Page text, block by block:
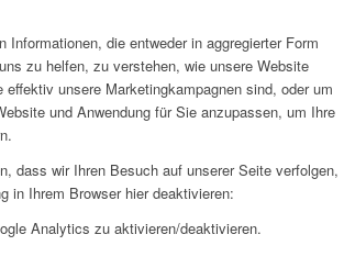
Informationen, die entweder in aggregierter Form
zu helfen, zu verstehen, wie unsere Website
effektiv unsere Marketingkampagnen sind, oder um
und Anwendung für Sie anzupassen, um Ihre
dass wir Ihren Besuch auf unserer Seite verfolgen,
in Ihrem Browser hier deaktivieren:
Analytics zu aktivieren/deaktivieren.